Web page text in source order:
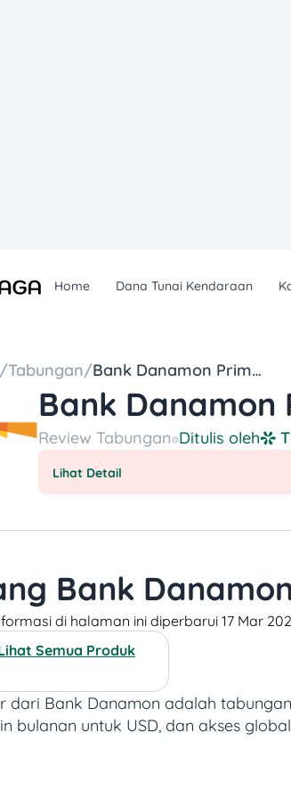
Home Dana Tunai Kendaraan
/Tabungan/ Bank Danamon Primadollar
Bank
Review Tabungan Ditulis oleh
Lihat Detail
Bank
di halaman ini diperbarui 17 Mar
Semua Produk
dari Bank Danamon adalah
bulanan untuk USD, dan akses